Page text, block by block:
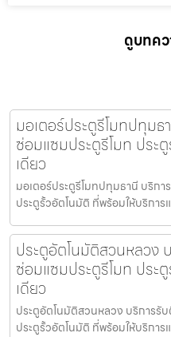
ดูบทค
มอเตอร์ประตูรีโมทปทุม
ซ่อมแซมประตูรีโมท ประ
เดียว
มอเตอร์ประตูรีโมทปทุมธานี บริก
ประตูรั้วอัตโนมัติ ที่พร้อมให้บริกา
ประตูอัตโนมัติสวนหลวง
ซ่อมแซมประตูรีโมท ประ
เดียว
ประตูอัตโนมัติสวนหลวง บริการรั
ประตูรั้วอัตโนมัติ ที่พร้อมให้บริกา